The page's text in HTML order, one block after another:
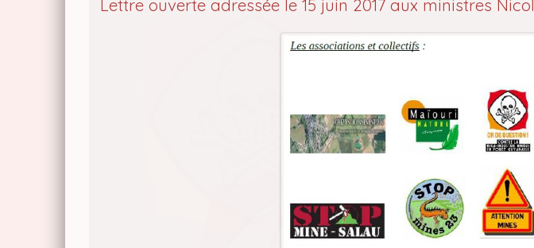
Lettre ouverte adressée le 15 juin 2017 aux ministres